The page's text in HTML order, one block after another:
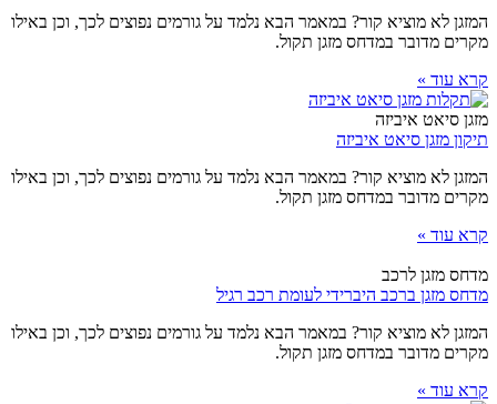
המזגן לא מוציא קור? במאמר הבא נלמד על גורמים נפוצים לכך, וכן באילו
מקרים מדובר במדחס מזגן תקול.
קרא עוד »
מזגן סיאט איביזה
תיקון מזגן סיאט איביזה
המזגן לא מוציא קור? במאמר הבא נלמד על גורמים נפוצים לכך, וכן באילו
מקרים מדובר במדחס מזגן תקול.
קרא עוד »
מדחס מזגן לרכב
מדחס מזגן ברכב היברידי לעומת רכב רגיל
המזגן לא מוציא קור? במאמר הבא נלמד על גורמים נפוצים לכך, וכן באילו
מקרים מדובר במדחס מזגן תקול.
קרא עוד »